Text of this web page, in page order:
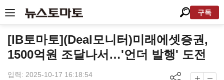
구독
[IB토마토](Deal모니터)미래에셋증권,
1500억원 조달나서…'언더 발행' 도전
입력: 2025-10-17 16:18:54